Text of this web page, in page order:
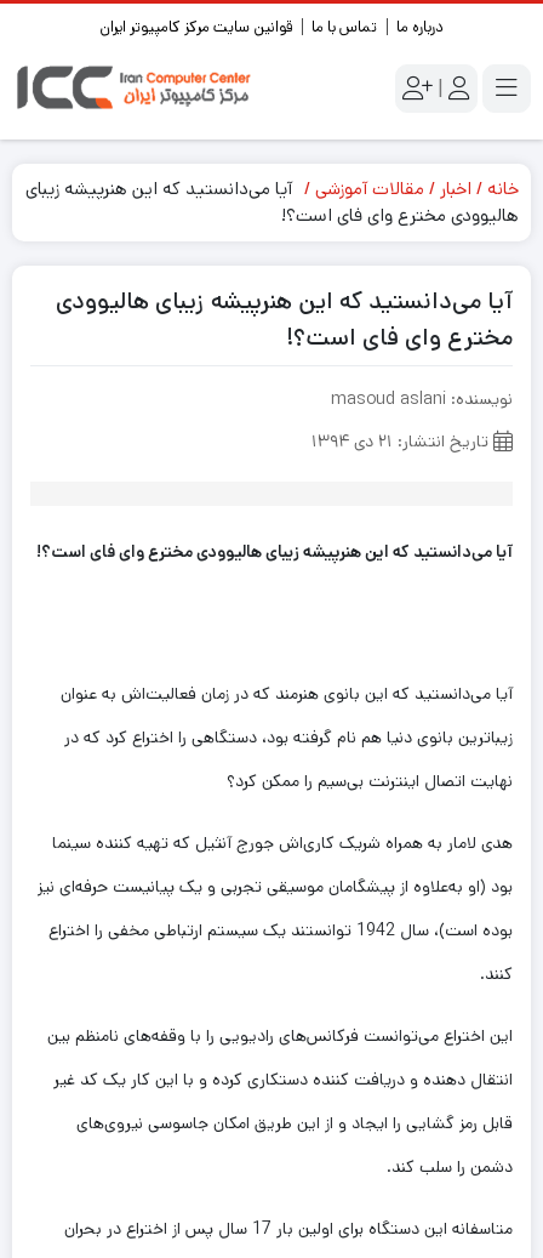
درباره ما تماس با ما قوانین سایت مرکز کامپیوتر ایران
|
خانه اخبار مقالات آموزشی
آیا می‌دانستید که این هنرپیشه زیبای
هالیوودی مخترع وای فای است؟!
آیا می‌دانستید که این هنرپیشه زیبای هالیوودی
مخترع وای فای است؟!
نویسنده: masoud aslani
تاریخ انتشار: ۲۱ دی ۱۳۹۴
آیا می‌دانستید که این هنرپیشه زیبای هالیوودی مخترع وای فای است؟!
آیا می‌دانستید که این بانوی هنرمند که در زمان فعالیت‌اش به عنوان
زیباترین بانوی دنیا هم نام گرفته بود، دستگاهی را اختراع کرد که در
نهایت اتصال اینترنت بی‌سیم را ممکن کرد؟
هدی لامار به همراه شریک کاری‌اش جورج آنثیل که تهیه کننده سینما
بود (او به‌علاوه از پیشگامان موسیقی تجربی و یک پیانیست حرفه‌ای نیز
بوده است)، سال 1942 توانستند یک سیستم ارتباطی مخفی را اختراع
کنند.
این اختراع می‌توانست فرکانس‌های رادیویی را با وقفه‌های نامنظم بین
انتقال دهنده و دریافت کننده دستکاری کرده و با این کار یک کد غیر
قابل رمز گشایی را ایجاد و از این طریق امکان جاسوسی نیروی‌های
دشمن را سلب کند.
متاسفانه این دستگاه برای اولین بار 17 سال پس از اختراع در بحران